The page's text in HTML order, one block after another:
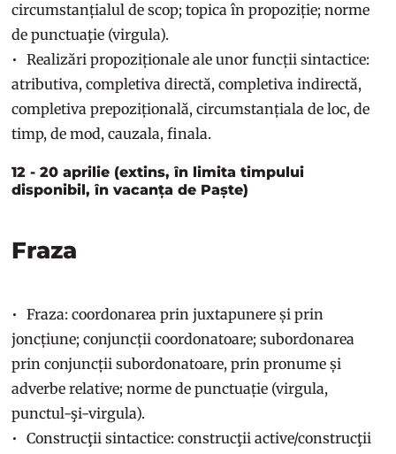
circumstanțialul de scop; topica în propoziție; norme
de punctuaţie (virgula).
Realizări propoziționale ale unor funcții sintactice:
atributiva, completiva directă, completiva indirectă,
completiva prepozițională, circumstanțiala de loc, de
timp, de mod, cauzala, finala.
12 - 20 aprilie (extins, în limita timpului
disponibil, în vacanța de Paște)
Fraza
Fraza: coordonarea prin juxtapunere și prin
joncțiune; conjuncții coordonatoare; subordonarea
prin conjuncții subordonatoare, prin pronume și
adverbe relative; norme de punctuație (virgula,
punctul-şi-virgula).
Construcţii sintactice: construcţii active/construcţii